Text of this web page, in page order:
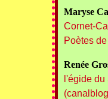
Maryse
Cornet-
Poètes
Renée
l'égide